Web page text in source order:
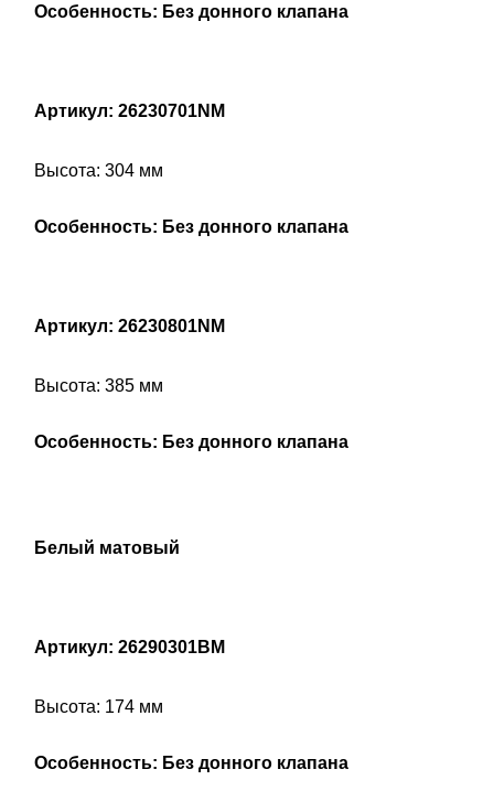
Особенность: Без донного клапана
Артикул: 26230701NM
Высота: 304 мм
Особенность: Без донного клапана
Артикул: 26230801NM
Высота: 385 мм
Особенность: Без донного клапана
Белый матовый
Артикул: 26290301BM
Высота: 174 мм
Особенность: Без донного клапана